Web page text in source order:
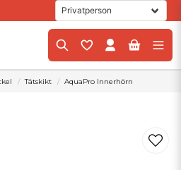
Tätskikt AquaPro Innerhörn